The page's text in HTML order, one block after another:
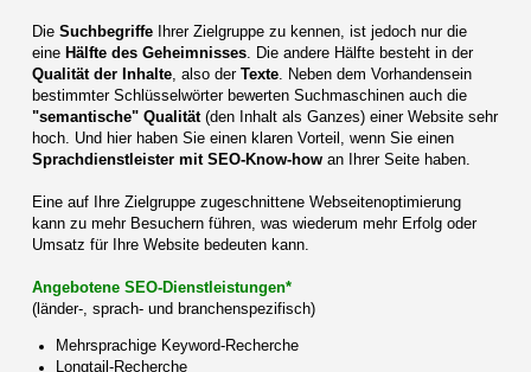
Die SuchbegriffeIhrer Zielgruppe zu kennen, ist jedoch nur die
eine Hälfte des Geheimnisses. Die andere Hälfte besteht in der
Qualität der Inhalte, also der Texte. Neben dem Vorhandensein
bestimmter Schlüsselwörter bewerten Suchmaschinen auch die
"semantische" Qualität(den Inhalt als Ganzes) einer Website sehr
hoch. Und hier haben Sie einen klaren Vorteil, wenn Sie einen
Sprachdienstleister mit SEO-Know-howan Ihrer Seite haben.
Eine auf Ihre Zielgruppe zugeschnittene Webseitenoptimierung
kann zu mehr Besuchern führen, was wiederum mehr Erfolg oder
Umsatz für Ihre Website bedeuten kann.
Angebotene SEO-Dienstleistungen*
(länder-, sprach- und branchenspezifisch)
Mehrsprachige Keyword-Recherche
Longtail-Recherche